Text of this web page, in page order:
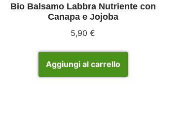
Bio Balsamo Labbra Nutriente con
Canapa e Jojoba
5,90 €
Aggiungi al carrello